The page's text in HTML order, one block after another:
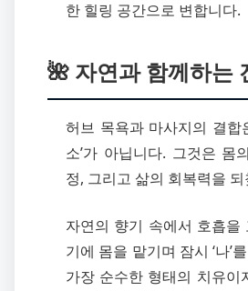
한 힐링 공간으로 변합니다.
🌺 자연과 함께하는
허브 목욕과 마사지의 결합
소’가 아닙니다. 그것은 몸
정, 그리고 삶의 회복력을
자연의 향기 속에서 호흡을
기에 몸을 맡기며 잠시 ‘나’
가장 순수한 형태의 치유이